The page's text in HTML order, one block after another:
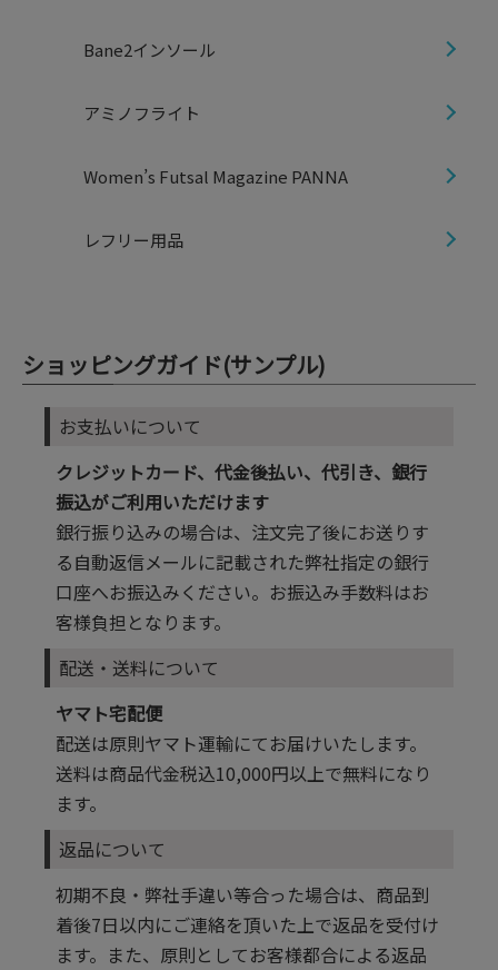
Bane2インソール
アミノフライト
Women’s Futsal Magazine PANNA
レフリー用品
ショッピングガイド(サンプル)
お支払いについて
クレジットカード、代金後払い、代引き、銀行
振込がご利用いただけます
銀行振り込みの場合は、注文完了後にお送りす
る自動返信メールに記載された弊社指定の銀行
口座へお振込みください。お振込み手数料はお
客様負担となります。
配送・送料について
ヤマト宅配便
配送は原則ヤマト運輸にてお届けいたします。
送料は商品代金税込10,000円以上で無料になり
ます。
返品について
初期不良・弊社手違い等合った場合は、商品到
着後7日以内にご連絡を頂いた上で返品を受付け
ます。また、原則としてお客様都合による返品